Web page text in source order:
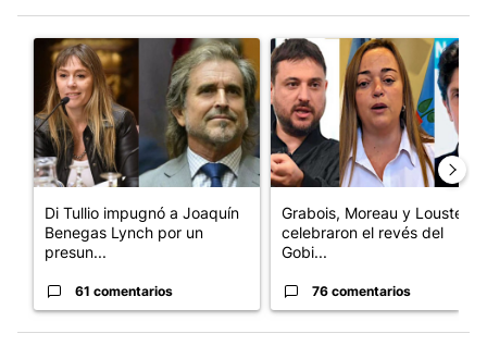
Un artículo de tendencia con el título "Di Tullio impugnó a
Di Tullio impugnó a Joaquín
Benegas Lynch por un
presun...
61 comentarios
Un artículo de tendencia con
Grabois, Moreau y Lousteau
celebraron el revés del
Gobi...
76 comentarios